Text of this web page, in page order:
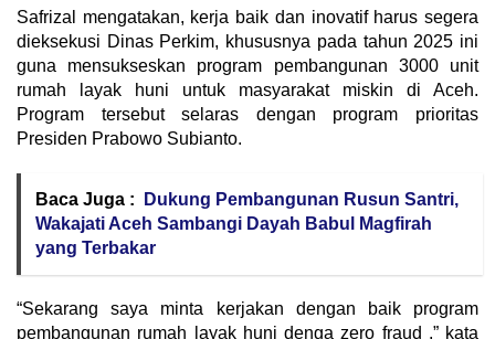
Safrizal mengatakan, kerja baik dan inovatif harus segera
dieksekusi Dinas Perkim, khususnya pada tahun 2025 ini
guna mensukseskan program pembangunan 3000 unit
rumah layak huni untuk masyarakat miskin di Aceh.
Program tersebut selaras dengan program prioritas
Presiden Prabowo Subianto.
Baca Juga :
Dukung Pembangunan Rusun Santri,
Wakajati Aceh Sambangi Dayah Babul Magfirah
yang Terbakar
“Sekarang saya minta kerjakan dengan baik program
pembangunan rumah layak huni denga zero fraud ,” kata